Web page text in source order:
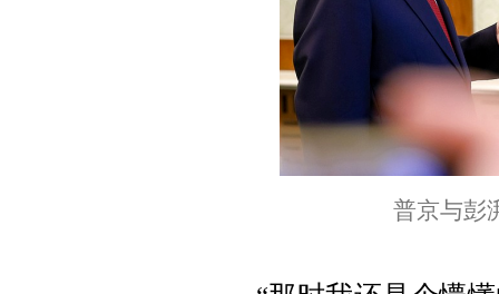
普京与彭